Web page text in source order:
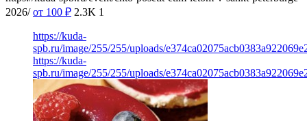
2026/ от 100 ₽ 2.3K 1
https://kuda-
spb.ru/image/255/255/uploads/
https://kuda-
spb.ru/image/255/255/uploads/